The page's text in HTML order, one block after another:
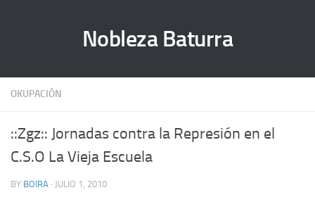
Nobleza Baturra
OKUPACIÓN
::Zgz:: Jornadas contra la Represión en el
C.S.O La Vieja Escuela
BY BOIRA · JULIO 1, 2010